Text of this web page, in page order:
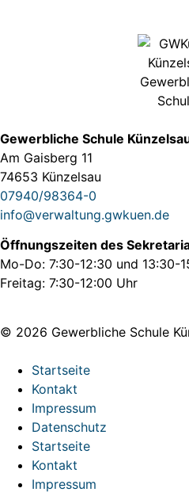
Gewerbliche Schule
Am Gaisberg 11
74653 Künzelsau
07940/98364-0
info@verwaltung.gwkuen.de
Öffnungszeiten des
Mo-Do: 7:30-12:30 und 13:30-
Freitag: 7:30-12:00 Uhr
© 2026 Gewerbliche Schule
Startseite
Kontakt
Impressum
Datenschutz
Startseite
Kontakt
Impressum